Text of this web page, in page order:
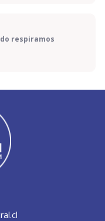
respiramos